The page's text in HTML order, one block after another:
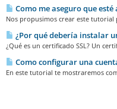
Como me aseguro que esté
Nos propusimos crear este
¿Por qué debería instalar
¿Qué es un certificado SSL? Un
Como configurar una
En este tutorial te mostraremos